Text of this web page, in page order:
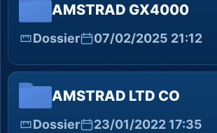
AMSTRAD GX4000
Dossier 07/02/2025 21:12
AMSTRAD LTD CO
Dossier 23/01/2022 17:35